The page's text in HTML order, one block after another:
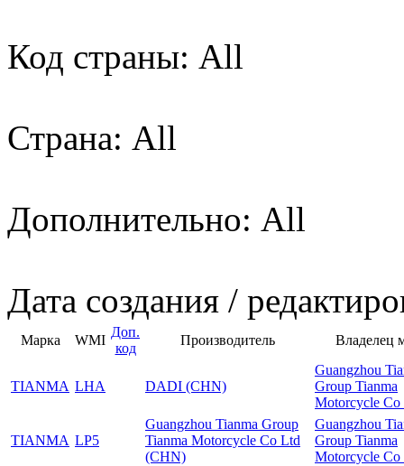
Код страны: All
Страна: All
Дополнительно: All
Дата создания /
Марка WMI
Доп.
код
Производитель Владелец
TIANMA LHA DADI (CHN)
Guangzhou
Group Tianma
Motorcycle Co
TIANMA LP5
Guangzhou Tianma Group
Tianma Motorcycle Co Ltd
(CHN)
Guangzhou
Group Tianma
Motorcycle Co